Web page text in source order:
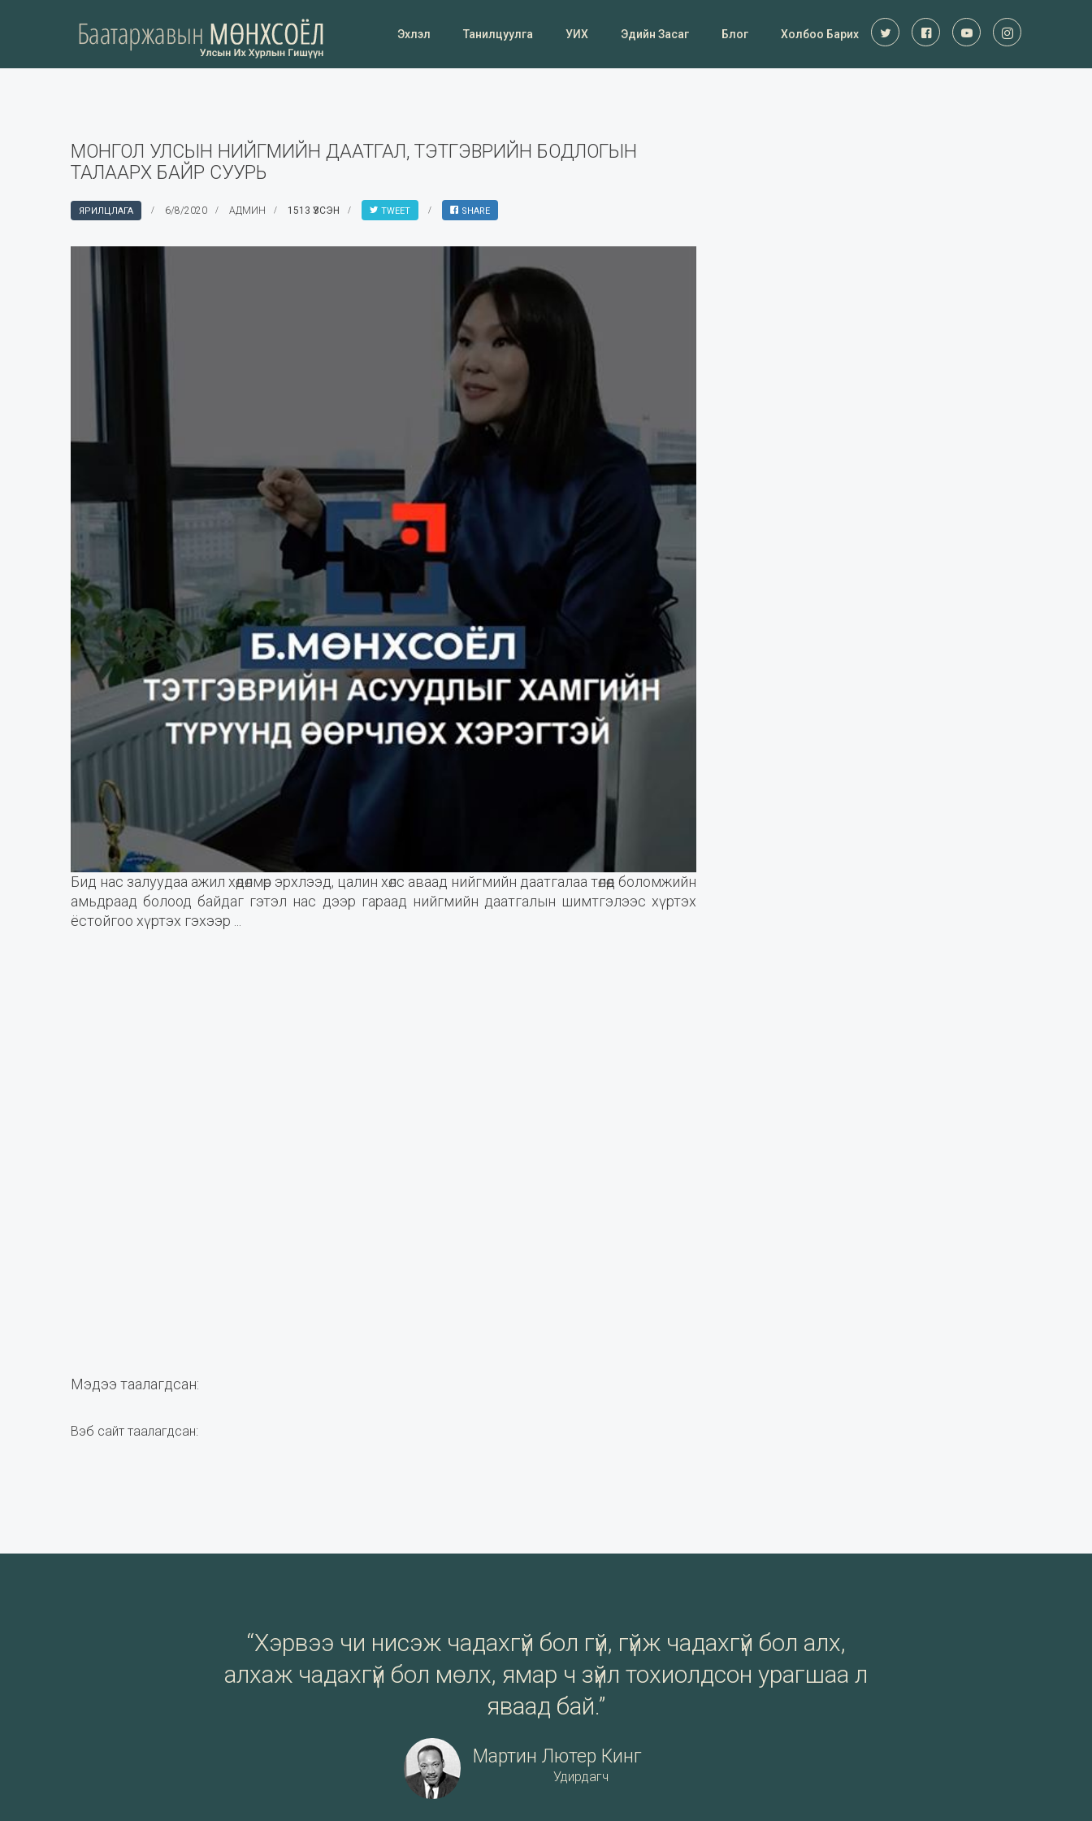
Эхлэл Танилцуулга УИХ Эдийн Засаг Блог Холбоо Барих
МОНГОЛ УЛСЫН НИЙГМИЙН ДААТГАЛ, ТЭТГЭВРИЙН БОДЛОГЫН
ТАЛААРХ БАЙР СУУРЬ
ЯРИЛЦЛАГА 6/8/2020 АДМИН 1513 ҮЗСЭН TWEET SHARE
Бид нас залуудаа ажил хөдөлмөр эрхлээд, цалин хөлс аваад нийгмийн даатгалаа төлөөд боломжийн
амьдраад болоод байдаг гэтэл нас дээр гараад нийгмийн даатгалын шимтгэлээс хүртэх
ёстойгоо хүртэх гэхээр ...
Мэдээ таалагдсан:
Вэб сайт таалагдсан:
“Хэрвээ чи нисэж чадахгүй бол гүй, гүйж чадахгүй бол алх,
алхаж чадахгүй бол мөлх, ямар ч зүйл тохиолдсон урагшаа л
яваад бай.”
Мартин Лютер Кинг
Удирдагч